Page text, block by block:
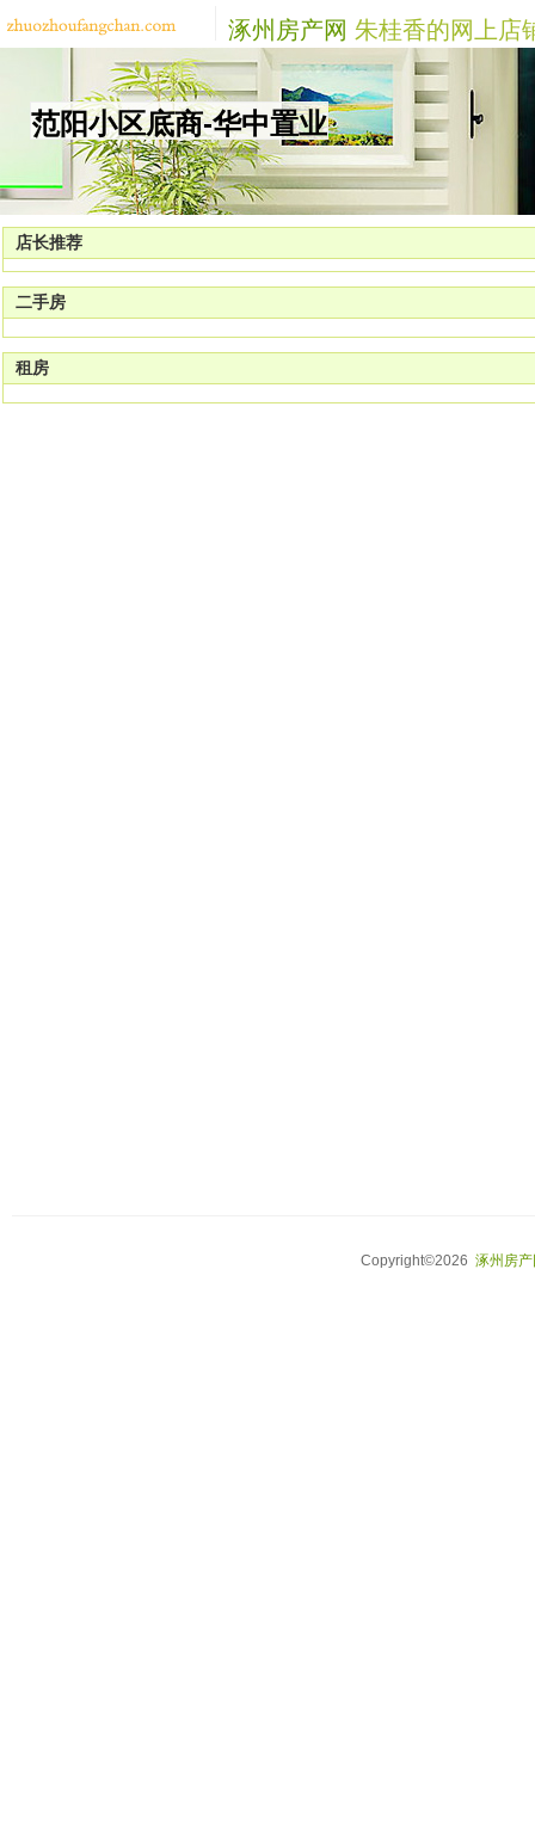
涿州房产网 朱桂香的网上店
范阳小区底商-华中置业
店长推荐
二手房
租房
Copyright©2026 涿州房